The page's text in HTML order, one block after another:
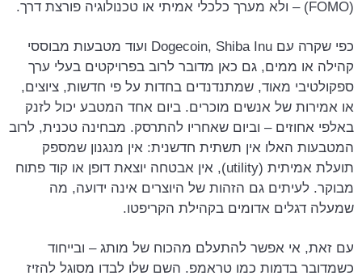
(FOMO) – ולא מערך כלכלי אמיתי או טכנולוגיה פורצת דרך.
כפי שקרה עם Dogecoin, Shiba Inu ועוד מטבעות מבוססי
קהילה או ממים, גם כאן מדובר לרוב בפרויקטים בעלי ערך
ספקולטיבי מאוד, שמתנדנדים בחדות על פי חדשות, ציוצים,
או אמירות של אנשים מוכרים. ביום אחד המטבע יכול לזנק
באלפי אחוזים – וביום שאחריו להתרסק. מבחינה טכנית, לרוב
המטבעות האלו אין תשתית חדשנית: אין מנגנון שמספק
תועלת אמיתית (utility), אין אבטחה יוצאת דופן או קוד פתוח
מבוקר. לעיתים גם הזהות של היוצרים אינה ידועה, מה
שמעלה דגלים אדומים בקהילת הקריפטו.
עם זאת, אי אפשר להתעלם מהכוח של מותג – ובייחוד
כשמדובר בדמות כמו טראמפ. השם שלו לבדו מסוגל להזיז